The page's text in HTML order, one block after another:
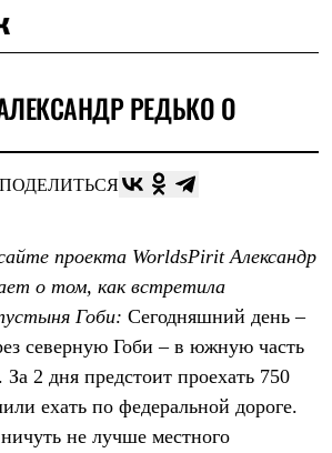
АЛЕКСАНДР РЕДЬКО О
ПОДЕЛИТЬСЯ
проекта WorldsPirit Александр
о том, как встретила
Гоби: Сегодняшний день –
северную Гоби – в южную часть
2 дня предстоит проехать 750
ехать по федеральной дороге.
не лучше местного